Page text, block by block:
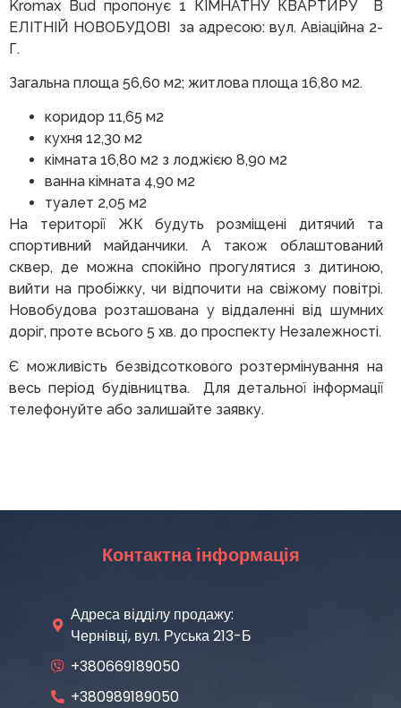
Kromax Bud пропонує 1 КІМНАТНУ КВАРТИРУ В
ЕЛІТНІЙ НОВОБУДОВІ за адресою: вул. Авіаційна 2-
Г.
Загальна площа 56,60 м2; житлова площа 16,80 м2.
коридор 11,65 м2
кухня 12,30 м2
кімната 16,80 м2 з лоджією 8,90 м2
ванна кімната 4,90 м2
туалет 2,05 м2
На території ЖК будуть розміщені дитячий та
спортивний майданчики. А також облаштований
сквер, де можна спокійно прогулятися з дитиною,
вийти на пробіжку, чи відпочити на свіжому повітрі.
Новобудова розташована у віддаленні від шумних
доріг, проте всього 5 хв. до проспекту Незалежності.
Є можливість безвідсоткового розтермінування на
весь період будівництва. Для детальної інформації
телефонуйте або залишайте заявку.
Контактна інформація
Адреса відділу продажу:
Чернівці, вул. Руська 213-Б
+380669189050
+380989189050